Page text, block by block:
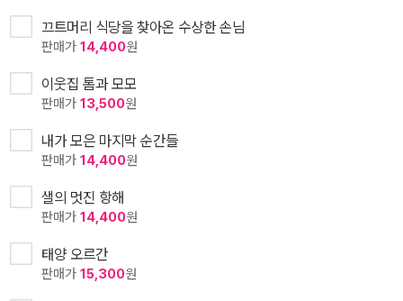
끄트머리 식당을 찾아온 수상한 손님
판매가 14,400원
이웃집 톰과 모모
판매가 13,500원
내가 모은 마지막 순간들
판매가 14,400원
샐의 멋진 항해
판매가 14,400원
태양 오르간
판매가 15,300원